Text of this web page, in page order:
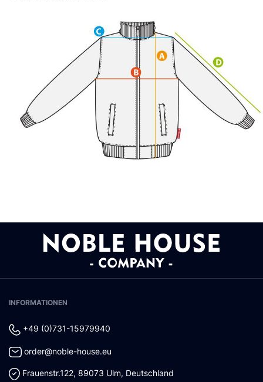
INFORMATIONEN
+49 (0)731-15979940
order@noble-house.eu
Frauenstr.122, 89073 Ulm, Deutschland